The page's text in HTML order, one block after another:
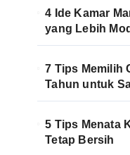
4 Ide Kamar
yang Lebih
7 Tips Memilih
Tahun untuk
5 Tips Menata
Tetap Bersih